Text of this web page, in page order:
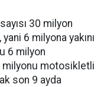
30 milyon
6 milyona yakını
6 milyon
milyonu motosikletli
son 9 ayda